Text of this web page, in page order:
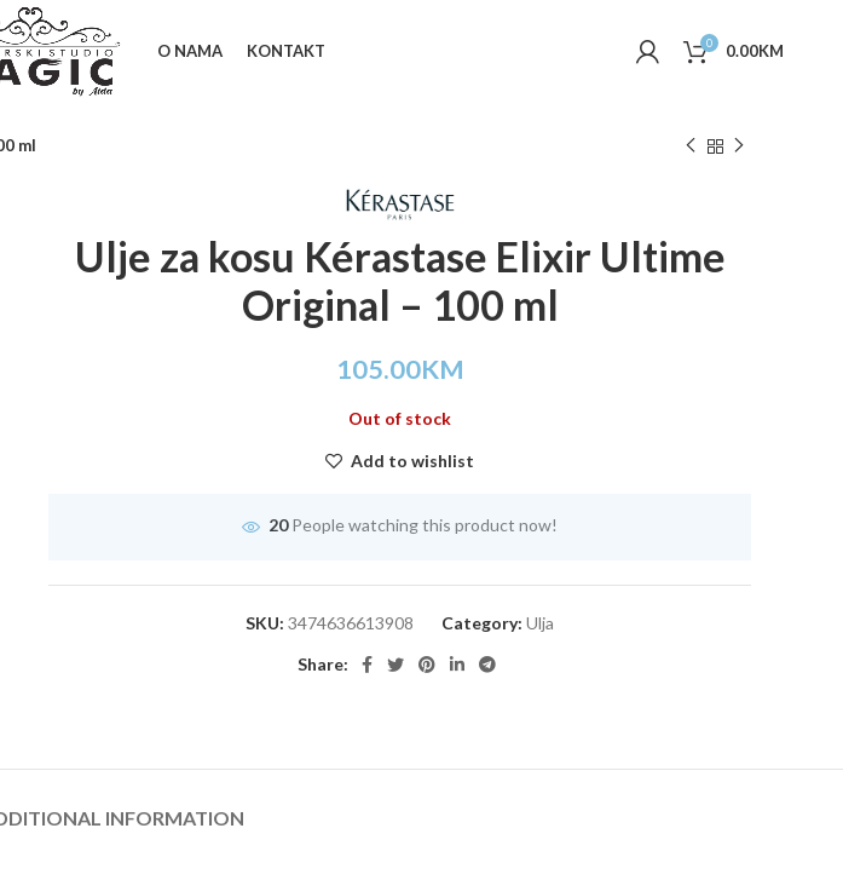
O NAMA KONTAKT 0 0.00KM
ml
Ulje za kosu Kérastase Elixir Ultime
Original – 100 ml
105.00KM
Out of stock
Add to wishlist
20 People watching this product now!
SKU: 3474636613908 Category: Ulja
Share:
INFORMATION